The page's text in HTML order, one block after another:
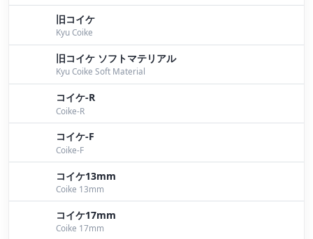
旧コイケ
Kyu Coike
旧コイケ ソフトマテリアル
Kyu Coike Soft Material
コイケ-R
Coike-R
コイケ-F
Coike-F
コイケ13mm
Coike 13mm
コイケ17mm
Coike 17mm